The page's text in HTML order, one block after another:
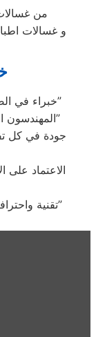
من
“خبراء فيتضمن أفضل أداء”
“المهندسون المدربون: صيانة بيكو بيد خبراء في الميدان”
“تقنية واحترافية: خبراء الصيانة من بيكو يوفرون الأفضل”